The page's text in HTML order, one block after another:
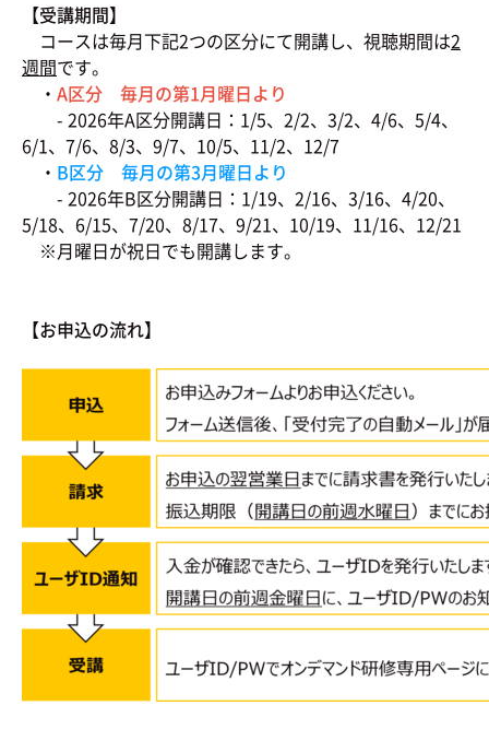
【受講期間】
コースは毎月下記2つの区分にて開講し、視聴期間は2
週間です。
・ A区分 毎月の第1月曜日より
- 2026年A区分開講日：1/5、2/2、3/2、4/6、5/4、
6/1、7/6、8/3、9/7、10/5、11/2、12/7
・ B区分 毎月の第3月曜日より
- 2026年B区分開講日：1/19、2/16、3/16、4/20、
5/18、6/15、7/20、8/17、9/21、10/19、11/16、12/21
※月曜日が祝日でも開講します。
【お申込の流れ】